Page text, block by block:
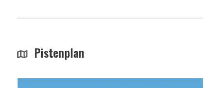
Pistenplan